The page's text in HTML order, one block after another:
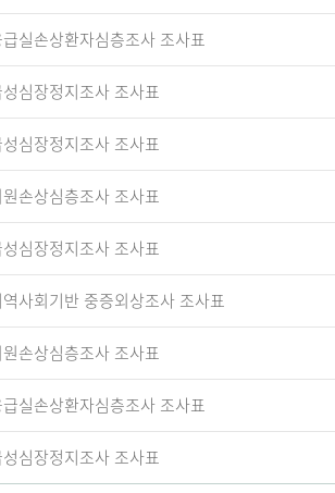
실손상환자심층조사 조사표
심장정지조사 조사표
심장정지조사 조사표
손상심층조사 조사표
심장정지조사 조사표
사회기반 중증외상조사 조사표
손상심층조사 조사표
실손상환자심층조사 조사표
심장정지조사 조사표